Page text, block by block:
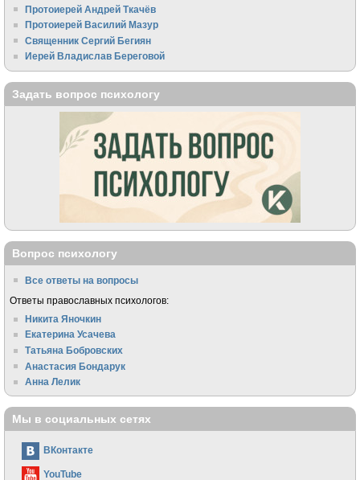
Протоиерей Андрей Ткачёв
Протоиерей Василий Мазур
Священник Сергий Бегиян
Иерей Владислав Береговой
Задать вопрос психологу
Вопрос психологу
Все ответы на вопросы
Ответы православных психологов:
Никита Яночкин
Екатерина Усачева
Татьяна Бобровских
Анастасия Бондарук
Анна Лелик
Мы в социальных сетях
ВКонтакте
YouTube